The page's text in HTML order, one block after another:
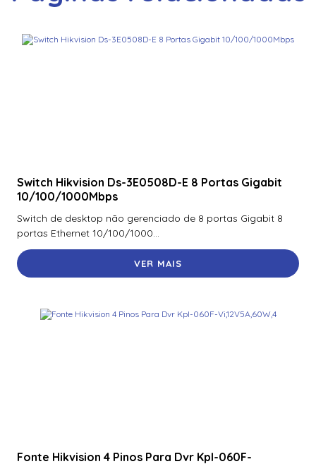
Switch Hikvision Ds-3E0508D-E 8 Portas Gigabit
10/100/1000Mbps
Switch de desktop não gerenciado de 8 portas Gigabit 8
portas Ethernet 10/100/1000...
VER MAIS
Fonte Hikvision 4 Pinos Para Dvr Kpl-060F-